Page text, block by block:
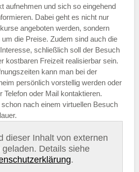
aufnehmen und sich so eingehend
Dabei geht es nicht nur
angeboten werden, sondern
die Preise. Zudem sind auch die
schließlich soll der Besuch
kostbaren Freizeit realisierbar sein.
kann man bei der
persönlich vorstellig werden oder
Telefon oder Mail kontaktieren.
nach einem virtuellen Besuch
dieser Inhalt von externen
geladen. Details siehe
.